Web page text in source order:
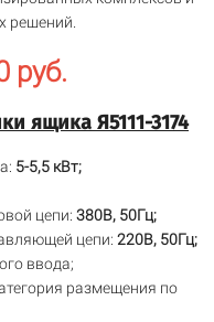
решений.
руб.
ящика Я5111-3174
5-5,5 кВт;
цепи: 380В, 50Гц;
цепи: 220В, 50Гц;
ввода;
размещения по